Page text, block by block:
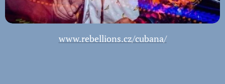
www.rebellions.cz/cubana/